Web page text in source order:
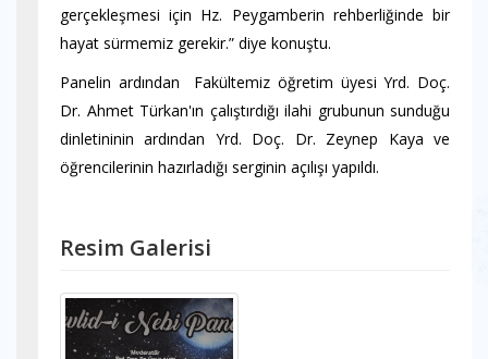
gerçekleşmesi için Hz. Peygamberin rehberliğinde bir
hayat sürmemiz gerekir.” diye konuştu.
Panelin ardından Fakültemiz öğretim üyesi Yrd. Doç.
Dr. Ahmet Türkan'ın çalıştırdığı ilahi grubunun sunduğu
dinletininin ardından Yrd. Doç. Dr. Zeynep Kaya ve
öğrencilerinin hazırladığı serginin açılışı yapıldı.
Resim Galerisi